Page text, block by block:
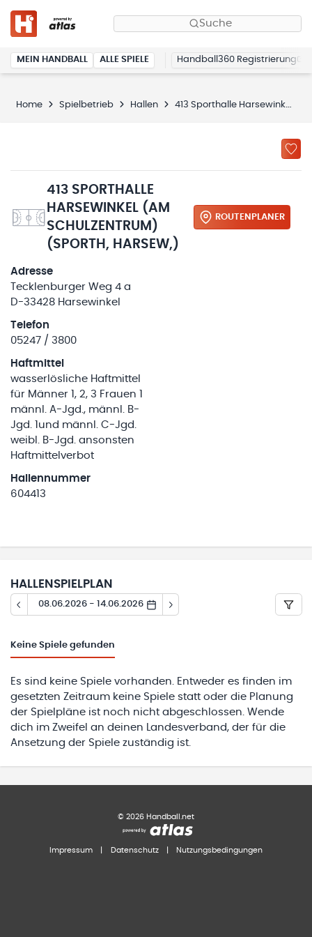
Suche
MEIN HANDBALL ALLE SPIELE Handball360 Registrierung
Home Spielbetrieb Hallen 413 Sporthalle Harsewinkel (Am Schulzentrum)
413 SPORTHALLE
HARSEWINKEL (AM
SCHULZENTRUM)
(SPORTH, HARSEW,)
ROUTENPLANER
Adresse
Tecklenburger Weg 4 a
D-33428 Harsewinkel
Telefon
05247 / 3800
Haftmittel
wasserlösliche Haftmittel
für Männer 1, 2, 3 Frauen 1
männl. A-Jgd., männl. B-
Jgd. 1und männl. C-Jgd.
weibl. B-Jgd. ansonsten
Haftmittelverbot
Hallennummer
604413
HALLENSPIELPLAN
08.06.2026 - 14.06.2026
Keine Spiele gefunden
Es sind keine Spiele vorhanden. Entweder es finden im
gesetzten Zeitraum keine Spiele statt oder die Planung
der Spielpläne ist noch nicht abgeschlossen. Wende
dich im Zweifel an deinen Landesverband, der für die
Ansetzung der Spiele zuständig ist.
© 2026 Handball.net
Impressum Datenschutz Nutzungsbedingungen